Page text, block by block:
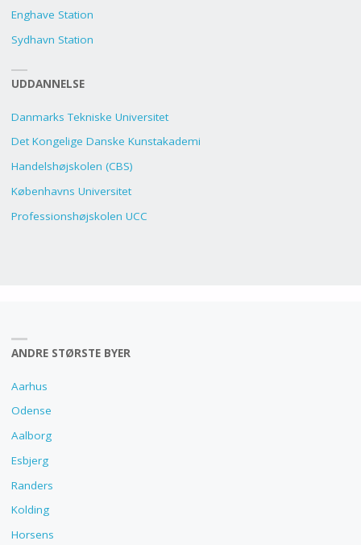
Enghave Station
Sydhavn Station
UDDANNELSE
Danmarks Tekniske Universitet
Det Kongelige Danske Kunstakademi
Handelshøjskolen (CBS)
Københavns Universitet
Professionshøjskolen UCC
ANDRE STØRSTE BYER
Aarhus
Odense
Aalborg
Esbjerg
Randers
Kolding
Horsens